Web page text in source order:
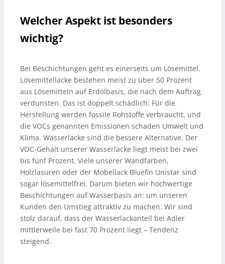
Welcher Aspekt ist besonders
wichtig?
Bei Beschichtungen geht es einerseits um Lösemittel.
Lösemittellacke bestehen meist zu über 50 Prozent
aus Lösemitteln auf Erdölbasis, die nach dem Auftrag
verdunsten. Das ist doppelt schädlich: Für die
Herstellung werden fossile Rohstoffe verbraucht, und
die VOCs genannten Emissionen schaden Umwelt und
Klima. Wasserlacke sind die bessere Alternative. Der
VOC-Gehalt unserer Wasserlacke liegt meist bei zwei
bis fünf Prozent. Viele unserer Wandfarben,
Holzlasuren oder der Möbellack Bluefin Unistar sind
sogar lösemittelfrei. Darum bieten wir hochwertige
Beschichtungen auf Wasserbasis an: um unseren
Kunden den Umstieg attraktiv zu machen. Wir sind
stolz darauf, dass der Wasserlackanteil bei Adler
mittlerweile bei fast 70 Prozent liegt – Tendenz
steigend.